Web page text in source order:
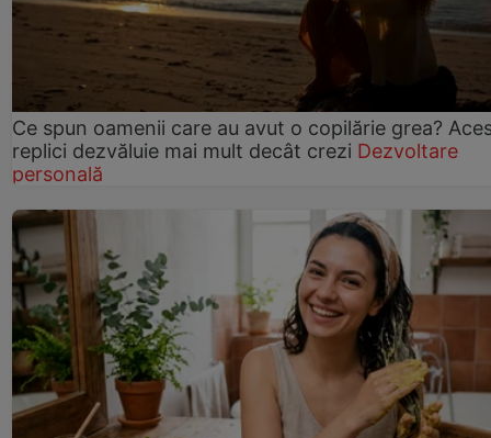
Ce spun oamenii care au avut o copilărie grea?
replici dezvăluie mai mult decât crezi Dezvoltare
personală